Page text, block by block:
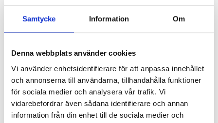
Samtycke Information Om
Denna webbplats använder cookies
Vi använder enhetsidentifierare för att anpassa innehållet
och annonserna till användarna, tillhandahålla funktioner
för sociala medier och analysera vår trafik. Vi
vidarebefordrar även sådana identifierare och annan
information från din enhet till de sociala medier och
SE HELA BESKRIVNINGEN
Fakta